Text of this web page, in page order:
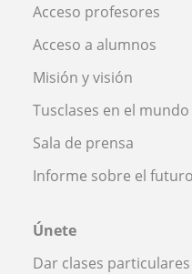
Acceso profesores
Acceso a alumnos
Misión y visión
Tusclases en el mundo
Sala de prensa
Informe sobre el
Únete
Dar clases particulares